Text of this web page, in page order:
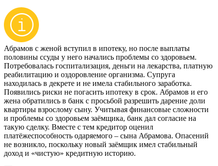
Абрамов с женой вступил в ипотеку, но после выплаты
половины ссуды у него начались проблемы со здоровьем.
Потребовалась госпитализация, деньги на лекарства, платную
реабилитацию и оздоровление организма. Супруга
находилась в декрете и не имела стабильного заработка.
Появились риски не погасить ипотеку в срок. Абрамов и его
жена обратились в банк с просьбой разрешить дарение доли
квартиры взрослому сыну. Учитывая финансовые сложности
и проблемы со здоровьем заёмщика, банк дал согласие на
такую сделку. Вместе с тем кредитор оценил
платёжеспособность одаряемого – сына Абрамова. Опасений
не возникло, поскольку новый заёмщик имел стабильный
доход и «чистую» кредитную историю.